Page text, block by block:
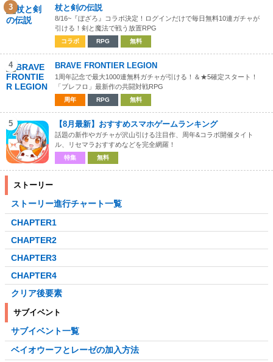
3 杖と剣の伝説
8/16~『ぼざろ』コラボ決定！ログインだけで毎日無料10連ガチャが
引ける！剣と魔法で戦う放置RPG
コラボ RPG 無料
4 BRAVE FRONTIER LEGION
1周年記念で最大1000連無料ガチャが引ける！＆★5確定スタート！
「ブレフロ」最新作の共闘対戦RPG
周年 RPG 無料
5 【8月最新】おすすめスマホゲームランキング
話題の新作やガチャが沢山引ける注目作、周年&コラボ開催タイト
ル、リセマラおすすめなどを完全網羅！
特集 無料
ストーリー
ストーリー進行チャート一覧
CHAPTER1
CHAPTER2
CHAPTER3
CHAPTER4
クリア後要素
サブイベント
サブイベント一覧
ベイオウーフとレーゼの加入方法